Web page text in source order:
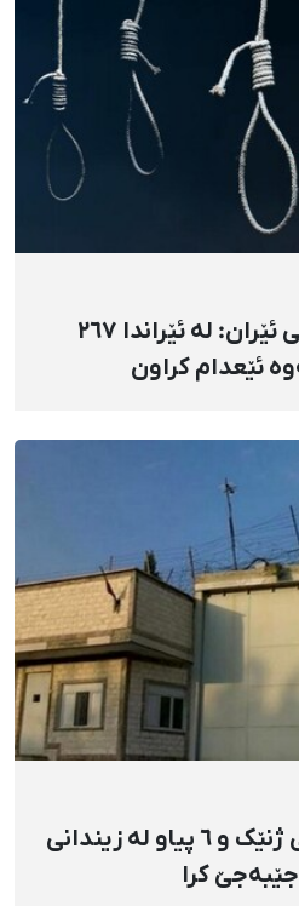
ڕێکخراوی مافی مرۆڤی ئێران: لە ئێراندا ٢٦٧
حوکمی لەسێدارەدانی ژنێک و ٦ پیاو لە زیندانی
کرا